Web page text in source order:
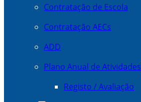
Contratação de Escola
Contratação AECs
ADD
Plano Anual de Atividades
Registo / Avaliação